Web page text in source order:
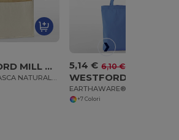
WESTFORD MILL WM483
COTONE TASCA NATURALE STIRATO JUTA MIDI
5,14 € 6,10 €
+7 Colori